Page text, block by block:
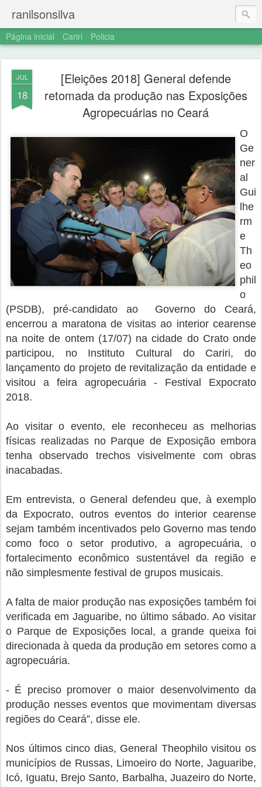
ranilsonsilva
Página inicial Cariri Policia
JUL
18
[Eleições 2018] General defende
retomada da produção nas Exposições
Agropecuárias no Ceará
O
Ge
ner
al
Gui
lhe
rm
e
Th
eo
phil
o
(PSDB), pré-candidato ao Governo do Ceará,
encerrou a maratona de visitas ao interior cearense
na noite de ontem (17/07) na cidade do Crato onde
participou, no Instituto Cultural do Cariri, do
lançamento do projeto de revitalização da entidade e
visitou a feira agropecuária - Festival Expocrato
2018.
Ao visitar o evento, ele reconheceu as melhorias
físicas realizadas no Parque de Exposição embora
tenha observado trechos visivelmente com obras
inacabadas.
Em entrevista, o General defendeu que, à exemplo
da Expocrato, outros eventos do interior cearense
sejam também incentivados pelo Governo mas tendo
como foco o setor produtivo, a agropecuária, o
fortalecimento econômico sustentável da região e
não simplesmente festival de grupos musicais.
A falta de maior produção nas exposições também foi
verificada em Jaguaribe, no último sábado. Ao visitar
o Parque de Exposições local, a grande queixa foi
direcionada à queda da produção em setores como a
agropecuária.
- É preciso promover o maior desenvolvimento da
produção nesses eventos que movimentam diversas
regiões do Ceará”, disse ele.
Nos últimos cinco dias, General Theophilo visitou os
municípios de Russas, Limoeiro do Norte, Jaguaribe,
Icó, Iguatu, Brejo Santo, Barbalha, Juazeiro do Norte,